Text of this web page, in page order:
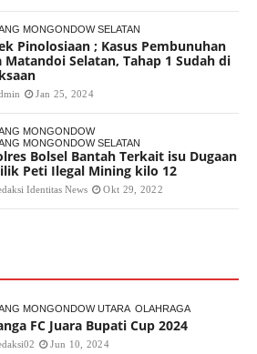
MONGONDOW SELATAN
Pinolosiaan ; Kasus Pembunuhan
Matandoi Selatan, Tahap 1 Sudah di
Jan 25, 2024
MONGONDOW
MONGONDOW SELATAN
Bolsel Bantah Terkait isu Dugaan
Peti Ilegal Mining kilo 12
Identitas News Okt 29, 2022
MONGONDOW UTARA OLAHRAGA
FC Juara Bupati Cup 2024
Jun 10, 2024